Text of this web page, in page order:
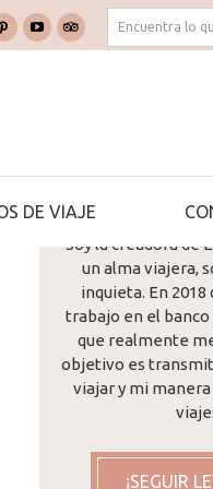
Pinterest
window
YouTube
window
TripAdvisor
window
DE VIAJE¡Hola! Me
Soy la creadora de
un alma viajera,
inquieta. En
trabajo en el banco
que realmente
objetivo es
viajar y mi
¡SEGUIR
Pinterest
window
YouTube
window
TripAdvisor
window